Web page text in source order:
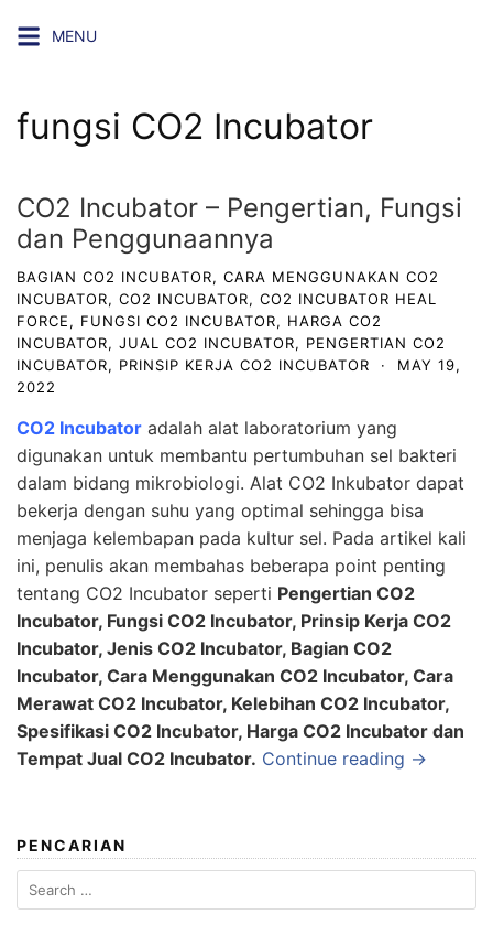
MENU
fungsi CO2 Incubator
CO2 Incubator – Pengertian, Fungsi
dan Penggunaannya
BAGIAN CO2 INCUBATOR, CARA MENGGUNAKAN CO2
INCUBATOR, CO2 INCUBATOR, CO2 INCUBATOR HEAL
FORCE, FUNGSI CO2 INCUBATOR, HARGA CO2
INCUBATOR, JUAL CO2 INCUBATOR, PENGERTIAN CO2
INCUBATOR, PRINSIP KERJA CO2 INCUBATOR ·
MAY 19,
2022
CO2 Incubator adalah alat laboratorium yang
digunakan untuk membantu pertumbuhan sel bakteri
dalam bidang mikrobiologi. Alat CO2 Inkubator dapat
bekerja dengan suhu yang optimal sehingga bisa
menjaga kelembapan pada kultur sel. Pada artikel kali
ini, penulis akan membahas beberapa point penting
tentang CO2 Incubator seperti Pengertian CO2
Incubator, Fungsi CO2 Incubator, Prinsip Kerja CO2
Incubator, Jenis CO2 Incubator, Bagian CO2
Incubator, Cara Menggunakan CO2 Incubator, Cara
Merawat CO2 Incubator, Kelebihan CO2 Incubator,
Spesifikasi CO2 Incubator, Harga CO2 Incubator dan
Tempat Jual CO2 Incubator. Continue reading →
PENCARIAN
Search
for: